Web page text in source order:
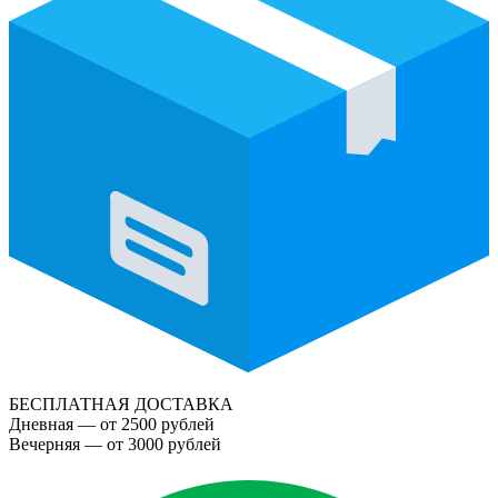
БЕСПЛАТНАЯ ДОСТАВКА
Дневная — от 2500 рублей
Вечерняя — от 3000 рублей